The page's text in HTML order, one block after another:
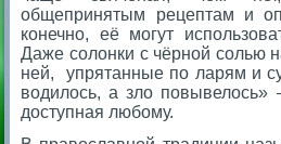
общепринятым рецептам и
конечно, её могут
Даже солонки с чёрной солью
ней, упрятанные по ларям и
водилось, а зло
доступная любому.